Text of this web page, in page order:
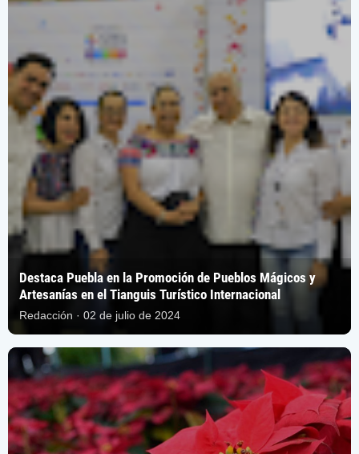
Destaca Puebla en la Promoción de Pueblos Mágicos y
Artesanías en el Tianguis Turístico Internacional
Redacción · 02 de julio de 2024